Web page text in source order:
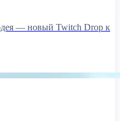
— новый Twitch Drop к